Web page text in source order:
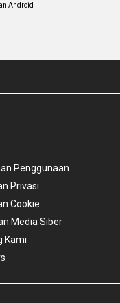
Android
Penggunaan
Privasi
Cookie
Media Siber
Kami